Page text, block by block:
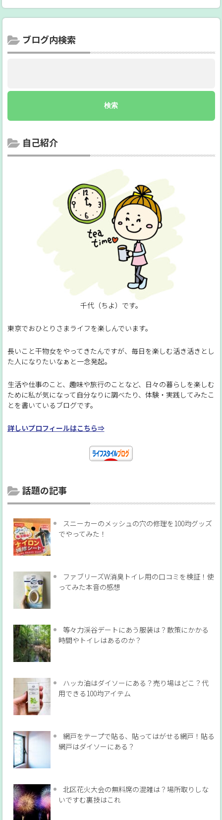
ブログ内検索
自己紹介
千代（ちよ）です。
東京でおひとりさまライフを楽しんでいます。
長いこと干物女をやってきたんですが、毎日を楽しむ活き活きとし
た人になりたいなぁと一念発起。
生活や仕事のこと、趣味や旅行のことなど、日々の暮らしを楽しむ
ために私が気になって自分なりに調べたり、体験・実践してみたこ
とを書いているブログです。
詳しいプロフィールはこちら⇒
話題の記事
スニーカーのメッシュの穴の修理を100均グッズ
でやってみた！
ファブリーズW消臭トイレ用の口コミを検証！使
ってみた本音の感想
等々力渓谷デートにあう服装は？散策にかかる
時間やトイレはあるのか？
ハッカ油はダイソーにある？売り場はどこ？代
用できる100均アイテム
網戸をテープで貼る、貼ってはがせる網戸！貼る
網戸はダイソーにある？
北区花火大会の無料席の混雑は？場所取りしな
いですむ裏技はこれ